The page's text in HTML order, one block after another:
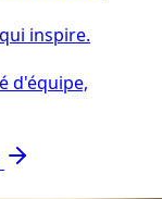
inspire.
d'équipe,